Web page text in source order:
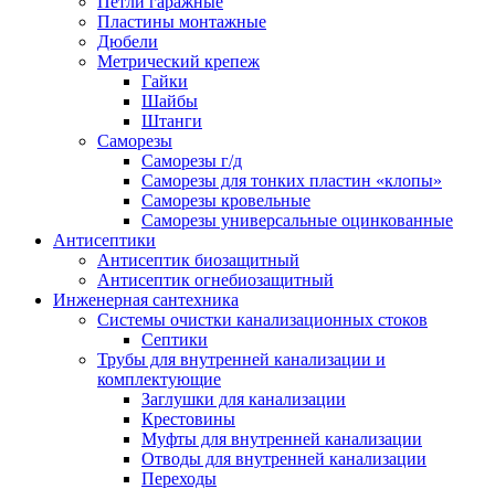
Пластины монтажные
Дюбели
Метрический крепеж
Гайки
Шайбы
Штанги
Саморезы
Саморезы г/д
Саморезы для тонких пластин «клопы»
Саморезы кровельные
Саморезы универсальные оцинкованные
Антисептики
Антисептик биозащитный
Антисептик огнебиозащитный
Инженерная сантехника
Системы очистки канализационных стоков
Септики
Трубы для внутренней канализации и
комплектующие
Заглушки для канализации
Крестовины
Муфты для внутренней канализации
Отводы для внутренней канализации
Переходы